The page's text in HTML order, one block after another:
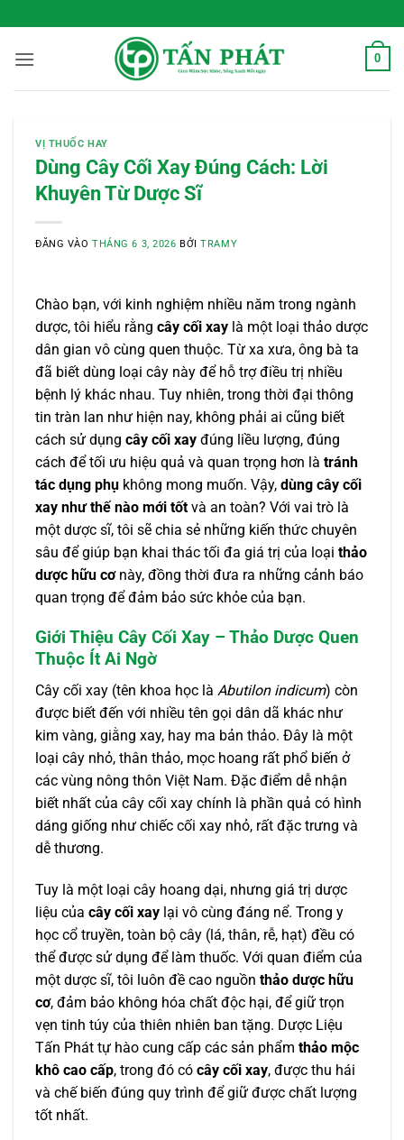
qua
nội
0
VỊ THUỐC HAY
Dùng Cây Cối Xay Đúng Cách: Lời
Khuyên Từ Dược Sĩ
ĐĂNG VÀOTHÁNG 6 3, 2026 BỞITRAMY
Chào bạn, với kinh nghiệm nhiều năm trong ngành
dược, tôi hiểu rằng cây cối xay là một loại thảo dược
dân gian vô cùng quen thuộc. Từ xa xưa, ông bà ta
đã biết dùng loại cây này để hỗ trợ điều trị nhiều
bệnh lý khác nhau. Tuy nhiên, trong thời đại thông
tin tràn lan như hiện nay, không phải ai cũng biết
cách sử dụng cây cối xay đúng liều lượng, đúng
cách để tối ưu hiệu quả và quan trọng hơn là tránh
tác dụng phụ không mong muốn. Vậy, dùng cây cối
xay như thế nào mới tốt và an toàn? Với vai trò là
một dược sĩ, tôi sẽ chia sẻ những kiến thức chuyên
sâu để giúp bạn khai thác tối đa giá trị của loại thảo
dược hữu cơnày, đồng thời đưa ra những cảnh báo
quan trọng để đảm bảo sức khỏe của bạn.
Giới Thiệu Cây Cối Xay – Thảo Dược Quen
Thuộc Ít Ai Ngờ
Cây cối xay (tên khoa học là Abutilon indicum) còn
được biết đến với nhiều tên gọi dân dã khác như
kim vàng, giằng xay, hay ma bản thảo. Đây là một
loại cây nhỏ, thân thảo, mọc hoang rất phổ biến ở
các vùng nông thôn Việt Nam. Đặc điểm dễ nhận
biết nhất của cây cối xay chính là phần quả có hình
dáng giống như chiếc cối xay nhỏ, rất đặc trưng và
dễ thương.
Tuy là một loại cây hoang dại, nhưng giá trị dược
liệu của cây cối xay lại vô cùng đáng nể. Trong y
học cổ truyền, toàn bộ cây (lá, thân, rễ, hạt) đều có
thể được sử dụng để làm thuốc. Với quan điểm của
một dược sĩ, tôi luôn đề cao nguồn thảo dược hữu
cơ, đảm bảo không hóa chất độc hại, để giữ trọn
vẹn tinh túy của thiên nhiên ban tặng. Dược Liệu
Tấn Phát tự hào cung cấp các sản phẩm thảo mộc
khô cao cấp, trong đó có cây cối xay, được thu hái
và chế biến đúng quy trình để giữ được chất lượng
tốt nhất.